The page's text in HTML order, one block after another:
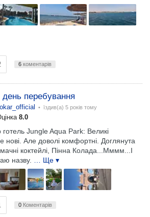
6 коментарів
перебування
• їздив(а) 5 років тому
8.0
Jungle Aqua Park: Великі
нові. Але доволі комфортні. Доглянута
коктейлі, Пінна Колада...Мммм...І
назву.
… Ще ▾
0 Коментарів